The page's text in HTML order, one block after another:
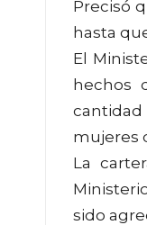
Precisó
hasta
El
hechos
cantidad
mujeres
La
sido